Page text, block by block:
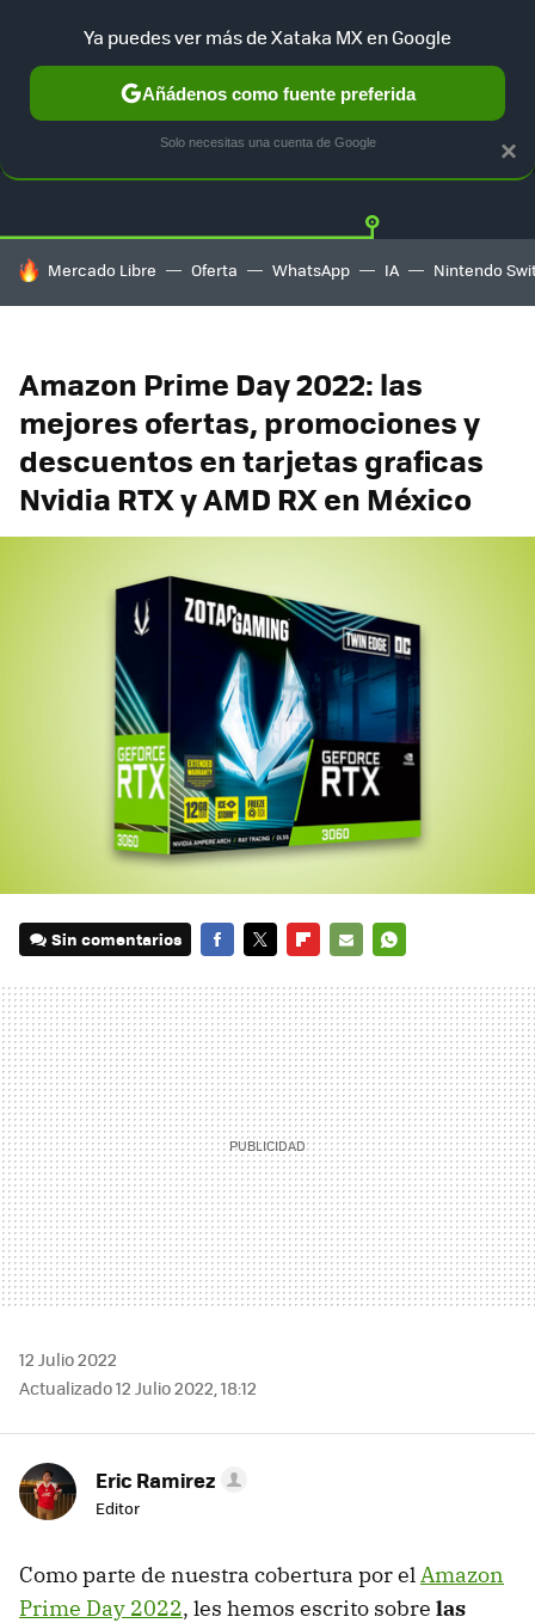
GUÍA DE COMPRAS MERCADO LIBRE
HOY SE HABLA DE
Mercado Libre Oferta WhatsApp IA Nintendo
Amazon Prime Day 2022: las
mejores ofertas, promociones y
descuentos en tarjetas graficas
Nvidia RTX y AMD RX en México
Sin comentarios
MAIL
12 Julio 2022
Actualizado 12 Julio 2022, 18:12
Eric Ramirez
Editor
Como parte de nuestra cobertura por elAmazon
Prime Day 2022, les hemos escrito sobre las
×
Ya puedes ver más de Xataka MX en Google
Añádenos como fuente preferida
Solo necesitas una cuenta de Google